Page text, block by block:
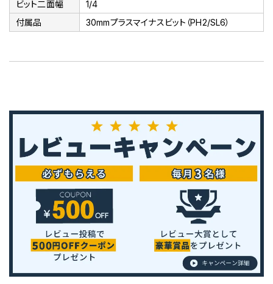
ビット二面幅
1/4
付属品
30mmプラスマイナスビット（PH2/SL6）